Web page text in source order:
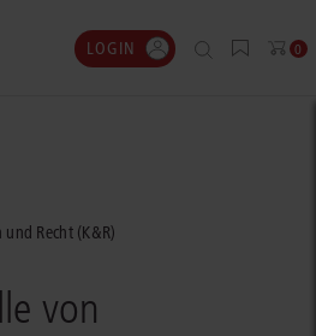
LOGIN 0
Recht (K&R)
von